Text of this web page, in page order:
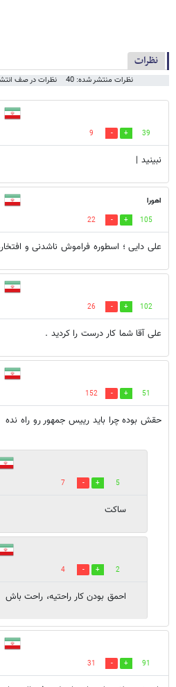
نظرات
نظرات منتشر شده: 40 نظرات در صف
39
9
نبینید |
اهورا
105
22
علی دایی ؛ اسطوره فراموش ناشدنی و
102
26
علی آقا شما کار درست را کردید .
51
152
حقش‌ بوده‌ چرا‌ باید‌ رییس‌ جمهور رو راه نده‌
5
7
ساکت
2
4
احمق بودن کار راحتیه، راحت باش
91
31